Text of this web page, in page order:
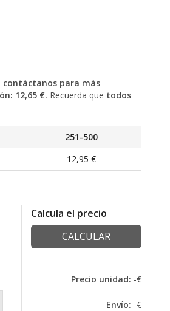
contáctanos para más
12,65 €. Recuerda que todos
251-500
12,95 €
Calcula el precio
CALCULAR
Precio unidad: -€
Envío: -€